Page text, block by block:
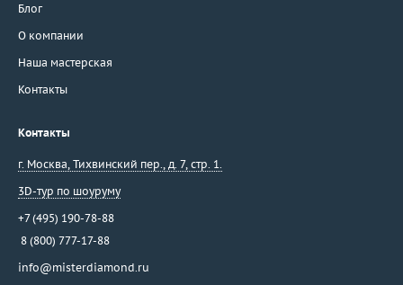
Ti Amo
Toni Gard
Torrini
Tous
Unoaerre
Utopia
Блог
О компании
Наша мастерская
Контакты
Контакты
г. Москва Тихвинский пер., д. 7, стр. 1.
3D-тур по шоуруму
+7 (495) 190-78-88
8 (800) 777-17-88
info@misterdiamond.ru